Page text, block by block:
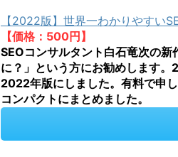
【2022版】世界一わかりやすい
【価格：500円】
SEOコンサルタント白石竜次の
に？」という方にお勧めします
2022年版にしました。有料で申
コンパクトにまとめました。